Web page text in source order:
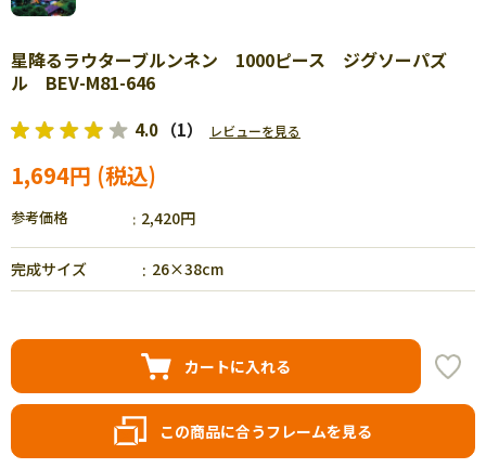
星降るラウターブルンネン 1000ピース ジグソーパズ
ル BEV-M81-646
4.0 （1） レビューを見る
1,694円
参考価格 2,420円
完成サイズ 26×38cm
カートに入れる
この商品に合うフレームを見る